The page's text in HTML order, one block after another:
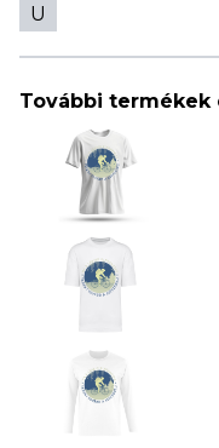
U
További termékek